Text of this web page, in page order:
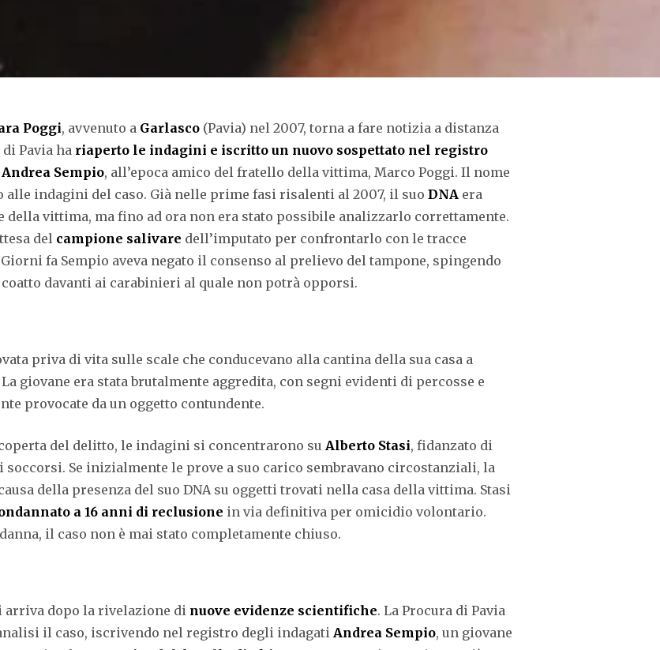
Poggi, avvenuto a Garlasco (Pavia) nel 2007, torna a fare notizia a distanza
Pavia ha riaperto le indagini e iscritto un nuovo sospettato nel registro
Andrea Sempio, all’epoca amico del fratello della vittima, Marco Poggi. Il nome
alle indagini del caso. Già nelle prime fasi risalenti al 2007, il suo DNA era
della vittima, ma fino ad ora non era stato possibile analizzarlo correttamente.
del campione salivare dell’imputato per confrontarlo con le tracce
fa Sempio aveva negato il consenso al prelievo del tampone, spingendo
davanti ai carabinieri al quale non potrà opporsi.
priva di vita sulle scale che conducevano alla cantina della sua casa a
La giovane era stata brutalmente aggredita, con segni evidenti di percosse e
provocate da un oggetto contundente.
del delitto, le indagini si concentrarono su Alberto Stasi, fidanzato di
soccorsi. Se inizialmente le prove a suo carico sembravano circostanziali, la
della presenza del suo DNA su oggetti trovati nella casa della vittima. Stasi
a 16 anni di reclusione in via definitiva per omicidio volontario.
il caso non è mai stato completamente chiuso.
dopo la rivelazione di nuove evidenze scientifiche. La Procura di Pavia
il caso, iscrivendo nel registro degli indagati Andrea Sempio, un giovane